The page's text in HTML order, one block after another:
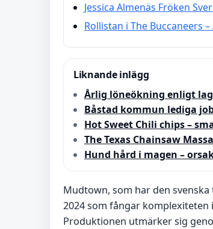
Jessica Almenäs Fröken
Rollistan i The Buccaneers
Liknande inlägg
Årlig löneökning enligt lag
Båstad kommun lediga
Hot Sweet Chili chips –
The Texas Chainsaw
Hund hård i magen –
Mudtown, som har den
2024 som fångar
Produktionen utmärker sig